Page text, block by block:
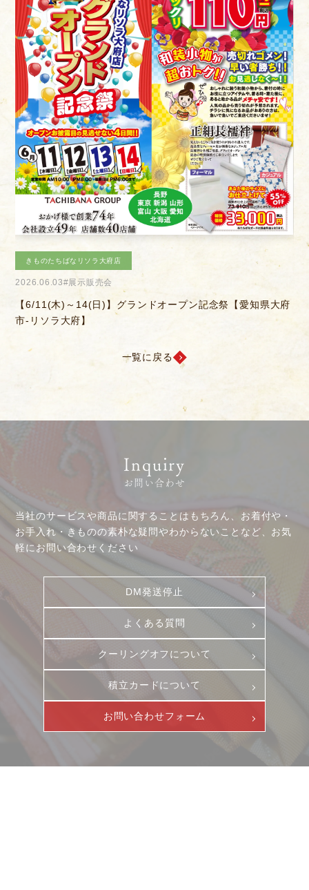
お客様相談室
DM発送停止
クーリングオフ
よくある質問
プライバシーポリシー
古物営業法に基づく表示
採用情報
新卒
中途・パート
きものたちばなあづみの店
2026.04.04#きものを楽しむ会
【6/14(日)】決算感謝会
一覧に戻る
Inquiry
お問い合わせ
当社のサービスや商品に関することはもちろん、お着付や・
お手入れ・きものの素朴な疑問やわからないことなど、お気
軽にお問い合わせください
DM発送停止
よくある質問
クーリングオフについて
積立カードについて
お問い合わせフォーム